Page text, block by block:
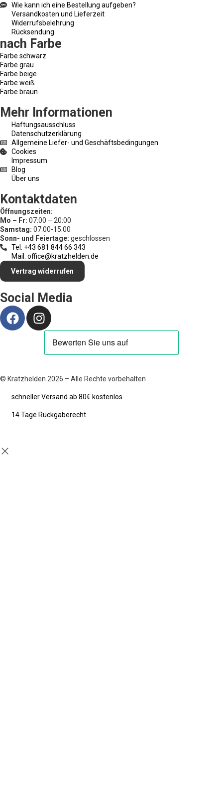
Wie kann ich eine Bestellung aufgeben?
Versandkosten und Lieferzeit
Widerrufsbelehrung
Rücksendung
nach Farbe
Farbe schwarz
Farbe grau
Farbe beige
Farbe weiß
Farbe braun
Mehr Informationen
Haftungsausschluss
Datenschutzerklärung
Allgemeine Liefer- und Geschäftsbedingungen
Cookies
Impressum
Blog
Über uns
Kontaktdaten
Öffnungszeiten:
Mo – Fr: 07:00 – 20:00
Samstag: 07:00-15:00
Sonn- und Feiertage: geschlossen
Tel. +43 681 844 66 343
Mail: office@kratzhelden.de
Vertrag widerrufen
Social Media
© Kratzhelden 2026 – Alle Rechte vorbehalten
schneller Versand ab 80€ kostenlos
14 Tage Rückgaberecht